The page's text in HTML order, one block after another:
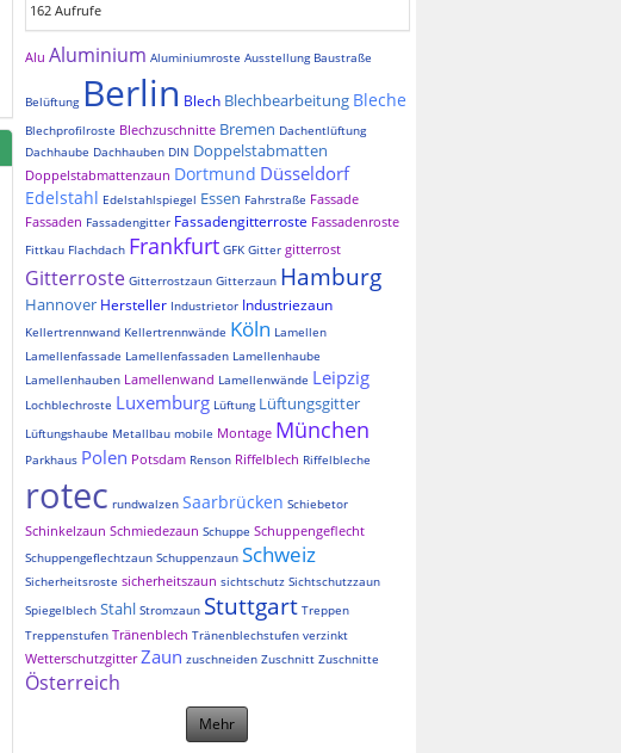
162 Aufrufe
Alu Aluminium Aluminiumroste Ausstellung Baustraße
Belüftung Berlin Blech Blechbearbeitung Bleche
Blechprofilroste Blechzuschnitte Bremen Dachentlüftung
Dachhaube Dachhauben DIN Doppelstabmatten
Doppelstabmattenzaun Dortmund Düsseldorf
Edelstahl Edelstahlspiegel Essen Fahrstraße Fassade
Fassaden Fassadengitter Fassadengitterroste Fassadenroste
Fittkau Flachdach Frankfurt GFK Gitter gitterrost
Gitterroste Gitterrostzaun Gitterzaun Hamburg
Hannover Hersteller Industrietor Industriezaun
Kellertrennwand Kellertrennwände Köln Lamellen
Lamellenfassade Lamellenfassaden Lamellenhaube
Lamellenhauben Lamellenwand Lamellenwände Leipzig
Lochblechroste Luxemburg Lüftung Lüftungsgitter
Lüftungshaube Metallbau mobile Montage München
Parkhaus Polen Potsdam Renson Riffelblech Riffelbleche
rotec rundwalzen Saarbrücken Schiebetor
Schinkelzaun Schmiedezaun Schuppe Schuppengeflecht
Schuppengeflechtzaun Schuppenzaun Schweiz
Sicherheitsroste sicherheitszaun sichtschutz Sichtschutzzaun
Spiegelblech Stahl Stromzaun Stuttgart Treppen
Treppenstufen Tränenblech Tränenblechstufen verzinkt
Wetterschutzgitter Zaun zuschneiden Zuschnitt Zuschnitte
Österreich
Mehr